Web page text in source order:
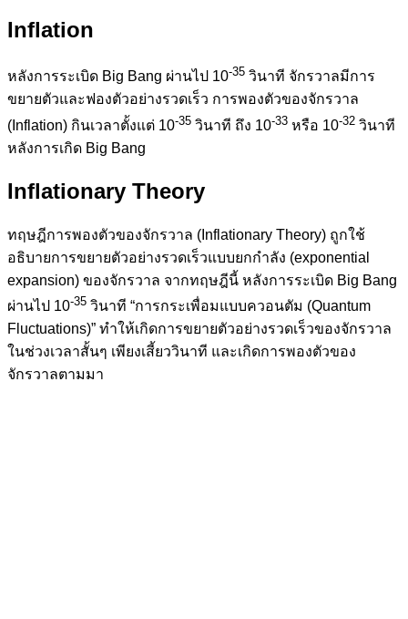
Inflation
หลังการระเบิด Big Bang ผ่านไป 10-35 วินาที จักรวาลมีการ
ขยายตัวและฟองตัวอย่างรวดเร็ว การพองตัวของจักรวาล
(Inflation) กินเวลาตั้งแต่ 10-35 วินาที ถึง 10-33 หรือ 10-32 วินาที
หลังการเกิด Big Bang
Inflationary Theory
ทฤษฎีการพองตัวของจักรวาล (Inflationary Theory) ถูกใช้
อธิบายการขยายตัวอย่างรวดเร็วแบบยกกำลัง (exponential
expansion) ของจักรวาล จากทฤษฎีนี้ หลังการระเบิด Big Bang
ผ่านไป 10-35 วินาที “การกระเพื่อมแบบควอนตัม (Quantum
Fluctuations)” ทำให้เกิดการขยายตัวอย่างรวดเร็วของจักรวาล
ในช่วงเวลาสั้นๆ เพียงเสี้ยววินาที และเกิดการพองตัวของ
จักรวาลตามมา